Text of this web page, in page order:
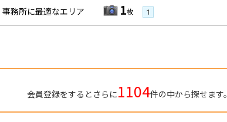
務所に最適なエリア 1枚
会員登録をするとさらに1104件の中から探せます。